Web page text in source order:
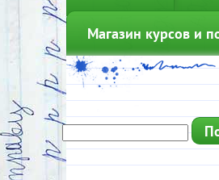
Магазин курсов и